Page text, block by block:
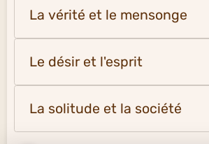
La vérité et le mensonge
Le désir et l'esprit
La solitude et la société